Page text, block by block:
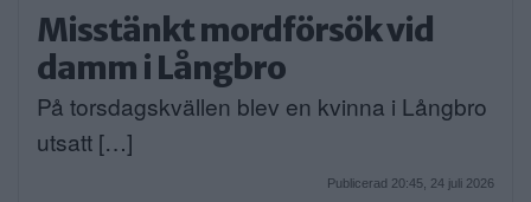
Misstänkt mordförsök vid
damm i Långbro
På torsdagskvällen blev en kvinna i Långbro
utsatt […]
Publicerad 20:45, 24 juli 2026